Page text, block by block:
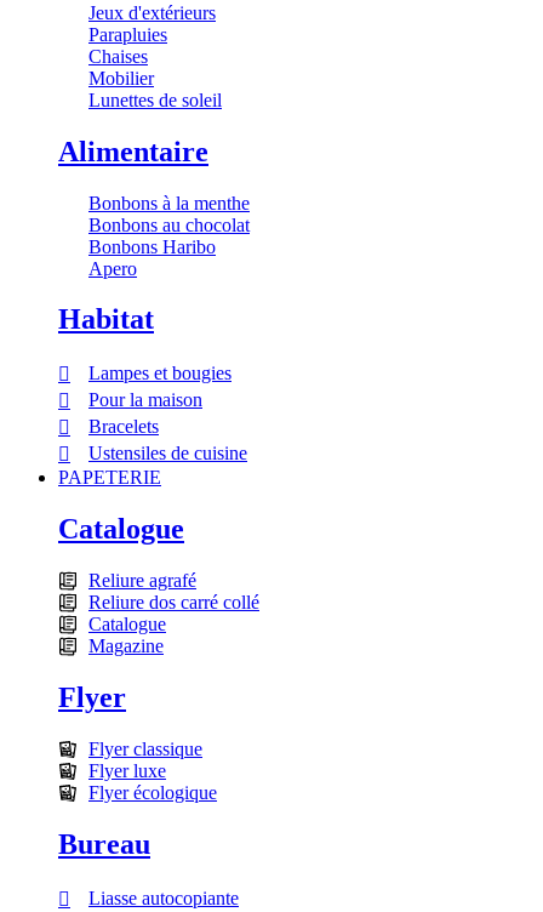
Jeux d'extérieurs
Parapluies
Chaises
Mobilier
Lunettes de soleil
Alimentaire
Bonbons à la menthe
Bonbons au chocolat
Bonbons Haribo
Apero
Habitat
Lampes et bougies
Pour la maison
Bracelets
Ustensiles de cuisine
PAPETERIE
Catalogue
Reliure agrafé
Reliure dos carré collé
Catalogue
Magazine
Flyer
Flyer classique
Flyer luxe
Flyer écologique
Bureau
Liasse autocopiante